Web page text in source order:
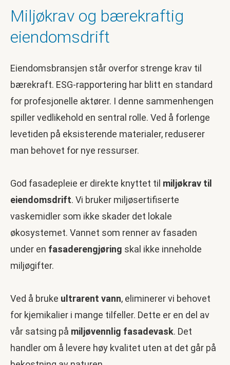
Miljøkrav og bærekraftig
eiendomsdrift
Eiendomsbransjen står overfor strenge krav til
bærekraft. ESG-rapportering har blitt en standard
for profesjonelle aktører. I denne sammenhengen
spiller vedlikehold en sentral rolle. Ved å forlenge
levetiden på eksisterende materialer, reduserer
man behovet for nye ressurser.
God fasadepleie er direkte knyttet til miljøkrav til
eiendomsdrift. Vi bruker miljøsertifiserte
vaskemidler som ikke skader det lokale
økosystemet. Vannet som renner av fasaden
under en fasaderengjøring skal ikke inneholde
miljøgifter.
Ved å bruke ultrarent vann, eliminerer vi behovet
for kjemikalier i mange tilfeller. Dette er en del av
vår satsing på miljøvennlig fasadevask. Det
handler om å levere høy kvalitet uten at det går på